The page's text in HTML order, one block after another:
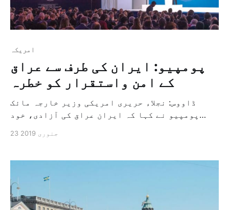
امريكہ
پومپیو: ایران کی طرف سے عراق
کے امن واستقرار کو خطرہ
ڈاووس: نجلاء حریری امریکی وزیر خارجہ مائک
پومپیو نے کہا کہ ایران عراق کی آزادی، خود
ہے اور انہوں نے پرزور انداز میں کہا کہ مشرق
بنانے کی ضرورت ہے اور […]
23 جنوری 2019